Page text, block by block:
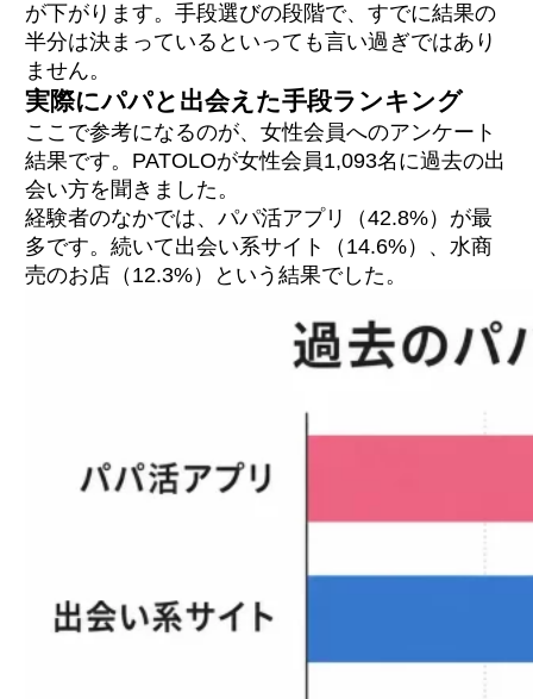
が下がります。手段選びの段階で、すでに結果の
半分は決まっているといっても言い過ぎではあり
ません。
実際にパパと出会えた手段ランキング
ここで参考になるのが、女性会員へのアンケート
結果です。PATOLOが女性会員1,093名に過去の出
会い方を聞きました。
経験者のなかでは、パパ活アプリ（42.8%）が最
多です。続いて出会い系サイト（14.6%）、水商
売のお店（12.3%）という結果でした。